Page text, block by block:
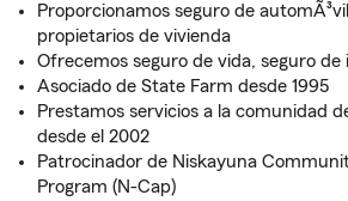
Proporcionamos seguro de
propietarios de vivienda
Ofrecemos seguro de vida, seguro de
Asociado de State Farm desde 1995
Prestamos servicios a la comunidad
desde el 2002
Patrocinador de Niskayuna
Program (N-Cap)